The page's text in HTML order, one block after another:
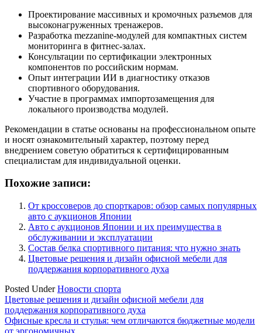
Проектирование массивных и кромочных разъемов для
высоконагруженных тренажеров.
Разработка mezzanine-модулей для компактных систем
мониторинга в фитнес-залах.
Консультации по сертификации электронных
компонентов по российским нормам.
Опыт интеграции ИИ в диагностику отказов
спортивного оборудования.
Участие в программах импортозамещения для
локального производства модулей.
Рекомендации в статье основаны на профессиональном опыте
и носят ознакомительный характер, поэтому перед
внедрением советую обратиться к сертифицированным
специалистам для индивидуальной оценки.
Похожие записи:
От кроссоверов до спорткаров: обзор самых популярных
авто с аукционов Японии
Авто с аукционов Японии и их преимущества в
обслуживании и эксплуатации
Состав белка спортивного питания: что нужно знать
Цветовые решения и дизайн офисной мебели для
поддержания корпоративного духа
Posted UnderНовости спорта
Навигация
по
Цветовые решения и дизайн офисной мебели для
поддержания корпоративного духа
Офисные кресла и стулья: чем отличаются бюджетные модели
от эргономичных